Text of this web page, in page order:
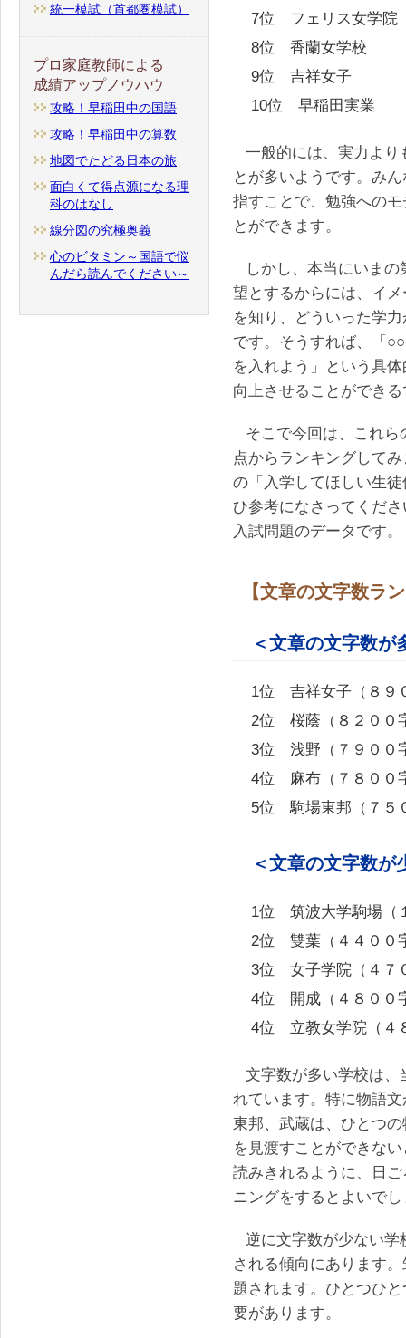
7位 フェリス女学院
8位 香蘭女学校
9位 吉祥女子
10位 早稲田実業
一般的には、実力よ
とが多いようです。み
指すことで、勉強への
とができます。
しかし、本当にいま
望とするからには、イ
を知り、どういった学
です。そうすれば、「
を入れよう」という具
向上させることができ
そこで今回は、これ
点からランキングして
の「入学してほしい生
ひ参考になさってくだ
入試問題のデータです。
【文章の文字数ラ
＜文章の文字数が
1位 吉祥女子（８９
2位 桜蔭（８２００
3位 浅野（７９００
4位 麻布（７８００
5位 駒場東邦（７５
＜文章の文字数が
1位 筑波大学駒場（
2位 雙葉（４４００
3位 女子学院（４７
4位 開成（４８００
4位 立教女学院（４
文字数が多い学校は
れています。特に物語
東邦、武蔵は、ひとつ
を見渡すことができな
読みきれるように、日
ニングをするとよいで
逆に文字数が少ない
される傾向にあります
題されます。ひとつひ
要があります。
統一模試（首都圏模試）
プロ家庭教師による
成績アップノウハウ
攻略！早稲田中の国語
攻略！早稲田中の算数
地図でたどる日本の旅
面白くて得点源になる理
科のはなし
線分図の究極奥義
心のビタミン～国語で悩
んだら読んでください～